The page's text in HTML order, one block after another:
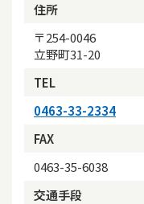
住所
〒254-0046
立野町31-20
TEL
0463-33-2334
FAX
0463-35-6038
交通手段